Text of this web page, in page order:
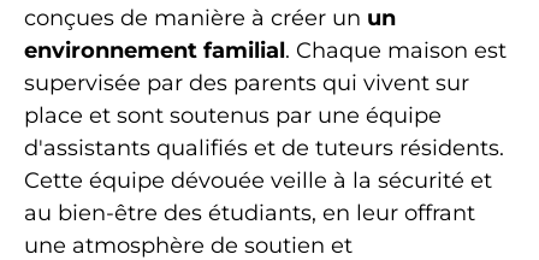
conçues de manière à créer un un
environnement familial. Chaque maison est
supervisée par des parents qui vivent sur
place et sont soutenus par une équipe
d'assistants qualifiés et de tuteurs résidents.
Cette équipe dévouée veille à la sécurité et
au bien-être des étudiants, en leur offrant
une atmosphère de soutien et